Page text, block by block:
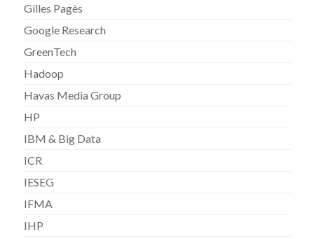
Gilles Pagès
Google Research
GreenTech
Hadoop
Havas Media Group
HP
IBM & Big Data
ICR
IESEG
IFMA
IHP